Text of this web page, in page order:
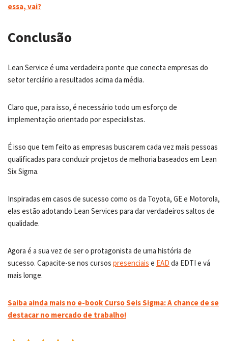
essa, vai?
Conclusão
Lean Service é uma verdadeira ponte que conecta empresas do
setor terciário a resultados acima da média.
Claro que, para isso, é necessário todo um esforço de
implementação orientado por especialistas.
É isso que tem feito as empresas buscarem cada vez mais pessoas
qualificadas para conduzir projetos de melhoria baseados em Lean
Six Sigma.
Inspiradas em casos de sucesso como os da Toyota, GE e Motorola,
elas estão adotando Lean Services para dar verdadeiros saltos de
qualidade.
Agora é a sua vez de ser o protagonista de uma história de
sucesso. Capacite-se nos cursos presenciais e EAD da EDTI e vá
mais longe.
Saiba ainda mais no e-book Curso Seis Sigma: A chance de se
destacar no mercado de trabalho!